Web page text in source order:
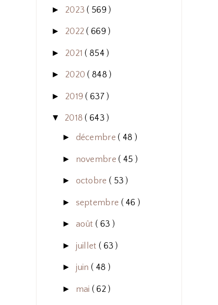
► 2023( 569 )
► 2022( 669 )
► 2021( 854 )
► 2020( 848 )
► 2019( 637 )
▼ 2018( 643 )
► décembre( 48 )
► novembre( 45 )
► octobre ( 53 )
► septembre ( 46 )
► août ( 63 )
► juillet ( 63 )
► juin ( 48 )
► mai ( 62 )